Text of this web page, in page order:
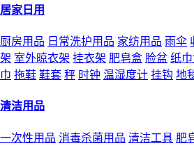
居家日用
厨房用品 日常洗护用品 家纺用品 雨伞
架 室外晾衣架 挂衣架 肥皂盒 脸盆 纸
巾 拖鞋 鞋套 秤 时钟 温湿度计 挂钩 地
清洁用品
一次性用品 消毒杀菌用品 清洁工具 肥